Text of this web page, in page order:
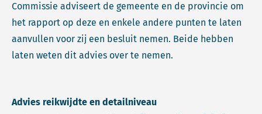
Commissie adviseert de gemeente en de provincie om
het rapport op deze en enkele andere punten te laten
aanvullen voor zij een besluit nemen. Beide hebben
laten weten dit advies over te nemen.
Advies reikwijdte en detailniveau